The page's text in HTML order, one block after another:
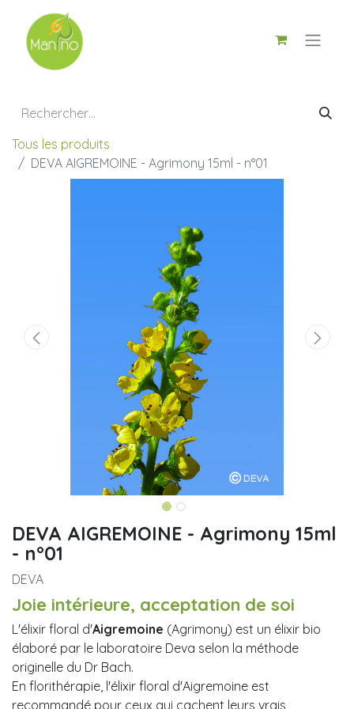
Tous les produits
DEVA AIGREMOINE - Agrimony 15ml - n°01
DEVA AIGREMOINE - Agrimony 15ml
- n°01
DEVA
Joie intérieure, acceptation de soi
L'élixir floral d'Aigremoine (Agrimony) est un élixir bio
élaboré par le laboratoire Deva selon la méthode
originelle du Dr Bach.
En florithérapie, l'élixir floral d'Aigremoine est
recommandé pour ceux qui cachent leurs vrais